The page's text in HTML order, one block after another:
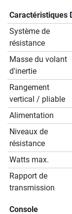
Caractéristiques
Système de
résistance
Masse du volant
d'inertie
Rangement
vertical / pliable
Alimentation
Niveaux de
résistance
Watts max.
Rapport de
transmission
Console